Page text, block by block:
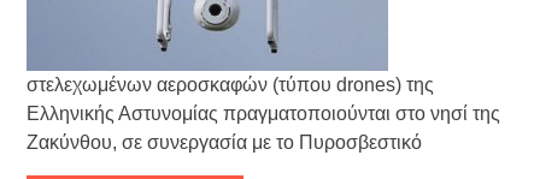
στελεχωμένων αεροσκαφών (τύπου drones) της
Ελληνικής Αστυνομίας πραγματοποιούνται στο νησί της
Ζακύνθου, σε συνεργασία με το Πυροσβεστικό